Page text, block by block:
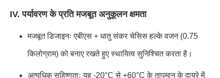
IV. पर्यावरण के प्रति मजबूत अनुकूलन क्षमता
मजबूत डिजाइनः एबीएस + धातु संकर चेसिस हल्के वजन (0.75
किलोग्राम) को बनाए रखते हुए स्थायित्व सुनिश्चित करता है।
अत्यधिक सहिष्णुताः यह -20°C से +60°C के तापमान के दायरे में